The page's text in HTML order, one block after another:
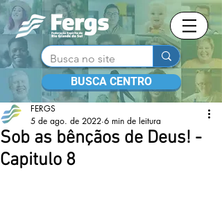
BUSCA CENTRO
Sob as bênçãos de Deus! -
Capitulo 8
FERGS
5 de ago. de 2022 6 min de leitura